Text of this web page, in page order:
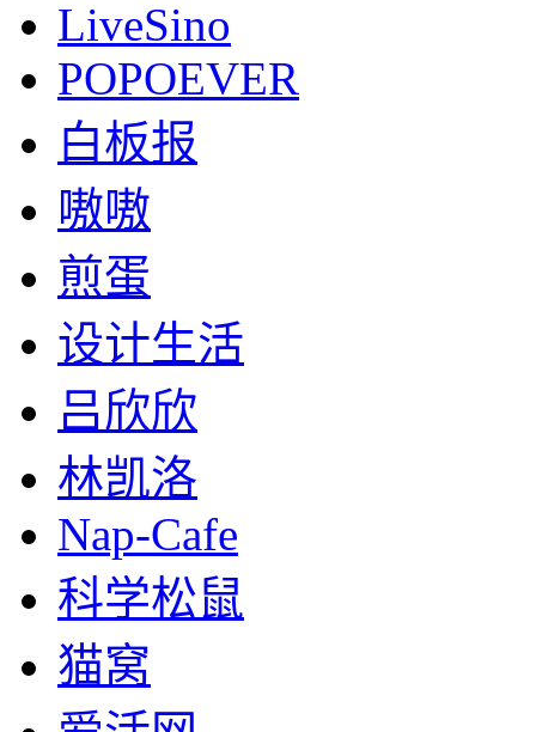
LiveSino
POPOEVER
白板报
嗷嗷
煎蛋
设计生活
吕欣欣
林凯洛
Nap-Cafe
科学松鼠
猫窝